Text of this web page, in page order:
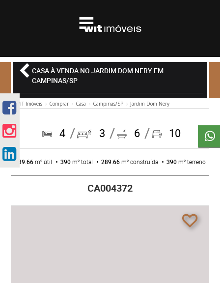
CASA À VENDA NO JARDIM DOM NERY EM
CAMPINAS/SP
WIT Imóveis Comprar Casa Campinas/SP Jardim Dom Nery
4 3 6 10
289.66m² útil 390m² total 289.66m² construída 390m² terreno
CA004372